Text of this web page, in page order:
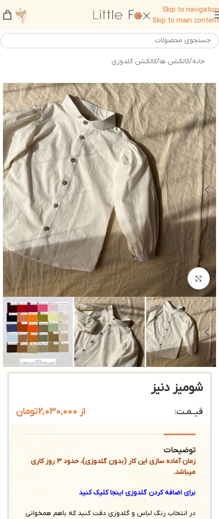
Skip to navigation
Skip to main content
خانه/کالکشن ها/کالکشن گلدوزی
بزرگنمایی تصویر
شومیز دنیز
قیــمـت: از 2,030,000تومان
توضیحات
زمان آماده سازی این کار (بدون گلدوزی)، حدود 3 روز کاری
میباشد.
برای اضافه کردن گلدوزی اینجا کلیک کنید
در انتخاب رنگ لباس و گلدوزی دقت کنید که باهم همخوانی